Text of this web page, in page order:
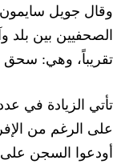
وقال جويل
الصحفيين بين بلد
تقريباً، وهي: سحق
أودعوا السجن على